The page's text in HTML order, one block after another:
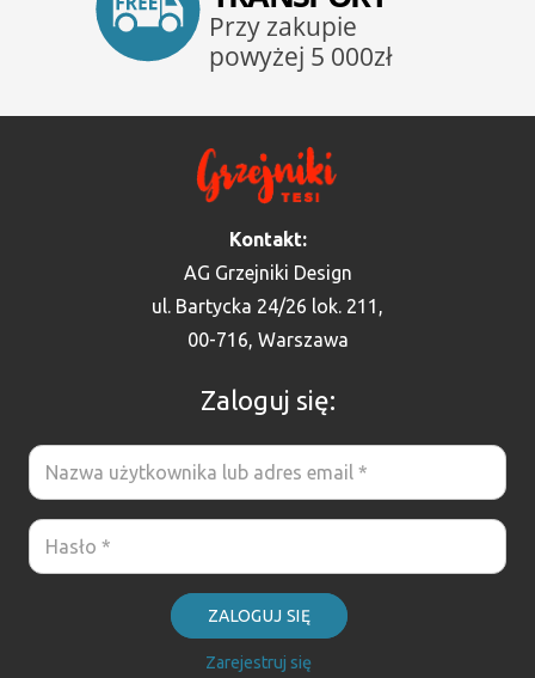
Kontakt:
AG Grzejniki Design
ul. Bartycka 24/26 lok. 211,
00-716, Warszawa
Zaloguj się:
ZALOGUJ SIĘ
Zarejestruj się